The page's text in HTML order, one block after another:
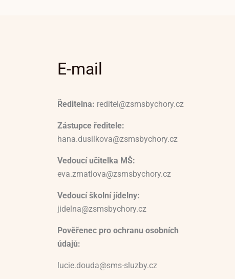
E-mail
Ředitelna: reditel@zsmsbychory.cz
Zástupce ředitele:
hana.dusilkova@zsmsbychory.cz
Vedoucí učitelka MŠ:
eva.zmatlova@zsmsbychory.cz
Vedoucí školní jídelny:
jidelna@zsmsbychory.cz
Pověřenec pro ochranu osobních
údajů:
lucie.douda@sms-sluzby.cz